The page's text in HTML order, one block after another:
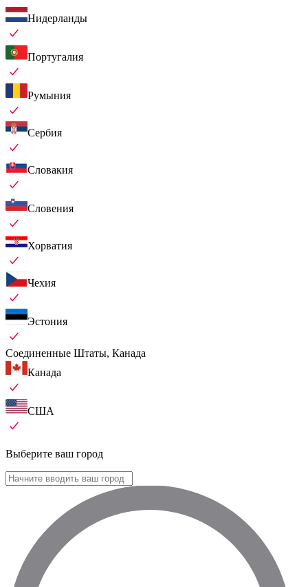
Нидерланды
Португалия
Румыния
Сербия
Словакия
Словения
Хорватия
Чехия
Эстония
Соединенные Штаты, Канада
Канада
США
Выберите ваш город